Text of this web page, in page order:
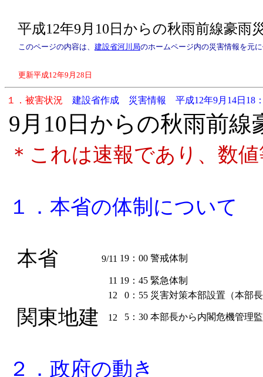
平成12年9月10日からの秋雨前線豪雨
このページの内容は、 建設省河川局のホームページ内の災害情報を元
更新平成12年9月28日
１．被害状況 建設省作成 災害情報 平成12年9月14日18
9月10日からの秋雨前線
＊これは速報であり、数
１．本省の体制について
本省 9/11 19：00 警戒体制
11 19：45 緊急体制
12
0：55 災害対策本部設置（本部
関東地建 12 5：30 本部長から内閣危機管理
２．政府の動き